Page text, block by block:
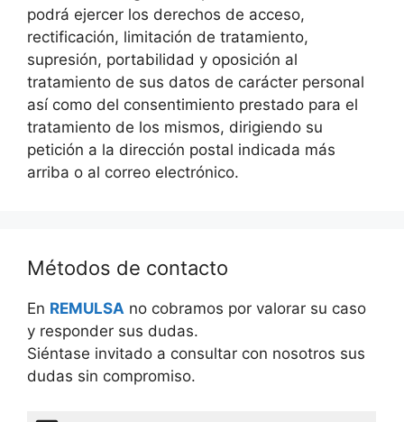
podrá ejercer los derechos de acceso,
rectificación, limitación de tratamiento,
supresión, portabilidad y oposición al
tratamiento de sus datos de carácter personal
así como del consentimiento prestado para el
tratamiento de los mismos, dirigiendo su
petición a la dirección postal indicada más
arriba o al correo electrónico.
Métodos de contacto
En REMULSA no cobramos por valorar su caso
y responder sus dudas.
Siéntase invitado a consultar con nosotros sus
dudas sin compromiso.